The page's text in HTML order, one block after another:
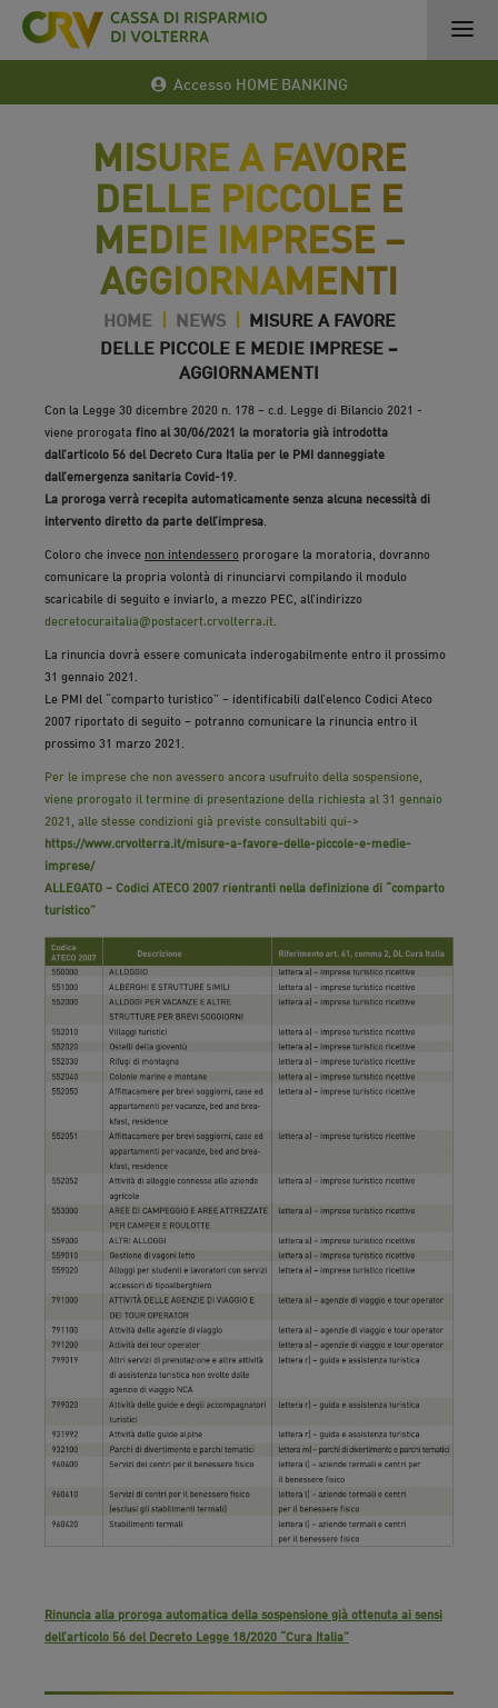
Accesso HOME BANKING
MISURE A FAVORE
DELLE PICCOLE E
MEDIE IMPRESE –
AGGIORNAMENTI
HOME | NEWS | MISURE A FAVORE
DELLE PICCOLE E MEDIE IMPRESE –
AGGIORNAMENTI
Con la Legge 30 dicembre 2020 n. 178 – c.d. Legge di Bilancio 2021 -
viene prorogata fino al 30/06/2021 la moratoria già introdotta
dall’articolo 56 del Decreto Cura Italia per le PMI danneggiate
dall’emergenza sanitaria Covid-19
La proroga verrà recepita automaticamente senza alcuna necessità di
intervento diretto da parte dell’impresa
Coloro che invece non intendessero prorogare la moratoria, dovranno
comunicare la propria volontà di rinunciarvi compilando il modulo
scaricabile di seguito e inviarlo, a mezzo PEC, all’indirizzo
decretocuraitalia@postacert.crvolterra.it
La rinuncia dovrà essere comunicata inderogabilmente entro il prossimo
31 gennaio 2021.
Le PMI del “comparto turistico” – identificabili dall’elenco Codici Ateco
2007 riportato di seguito – potranno comunicare la rinuncia entro il
prossimo 31 marzo 2021.
Per le imprese che non avessero ancora usufruito della sospensione,
viene prorogato il termine di presentazione della richiesta al 31 gennaio
2021, alle stesse condizioni già previste consultabili qui->
https://www.crvolterra.it/misure-a-favore-delle-piccole-e-medie-
imprese/
ALLEGATO – Codici ATECO 2007 rientranti nella definizione di “comparto
turistico”
Rinuncia alla proroga automatica della sospensione già ottenuta ai sensi
dell’articolo 56 del Decreto Legge 18/2020 “Cura Italia”